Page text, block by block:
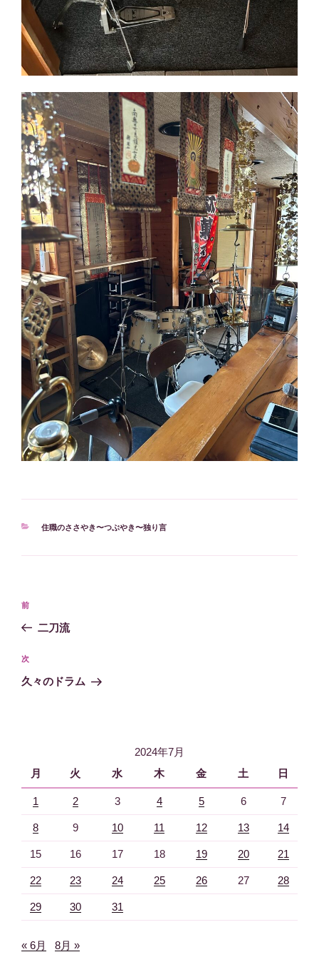
カ
住職のささやき〜つぶやき〜独り言
投
ナ
ビ
ゲ
過
去
投
稿
前
二刀流
次
の
次
久々のドラム
2024年7月
月
火 水 木 金 土 日
1 2 3 4 5 6 7
8 9 10 11 12 13 14
15 16 17 18 19 20 21
22 23 24 25 26 27 28
29 30 31
« 6月 8月 »